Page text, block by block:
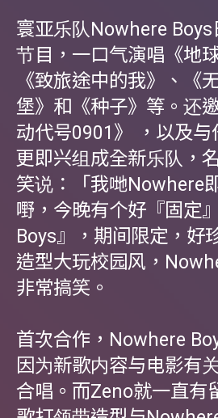
寰亚乐队Nowhere
节目，一口气演唱《地
《致旅途中的我》、《
堡》和《种子》等。还
动代号0901》 ，以及
更即兴组成全新乐队，
笑说：「我哋Nowhere
嘢，今晚有个好『固定
Boys』，期间限定，好
造型大玩校园风，
非常搞笑。
首次合作，Nowhere
因为新歌内容与电影有
合唱。而Zeno就一直有